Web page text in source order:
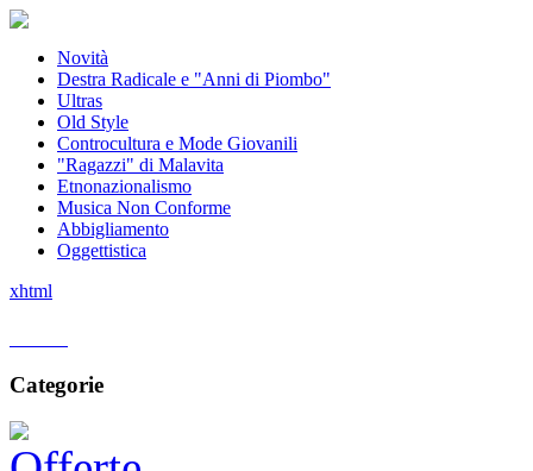
Novità
Destra Radicale e "Anni di Piombo"
Ultras
Old Style
Controcultura e Mode Giovanili
"Ragazzi" di Malavita
Etnonazionalismo
Musica Non Conforme
Abbigliamento
Oggettistica
xhtml
Categorie